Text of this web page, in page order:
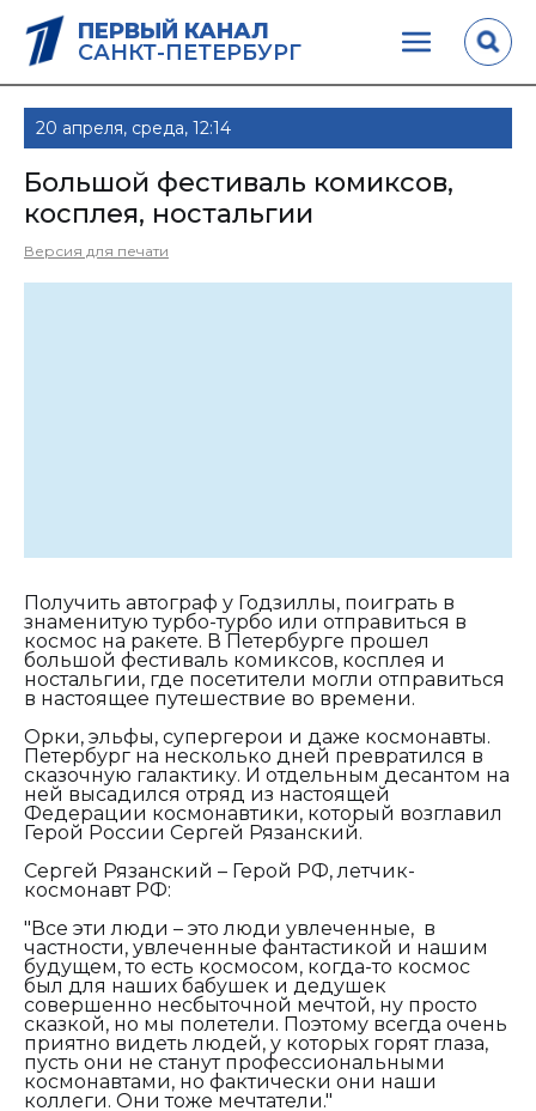
ПЕРВЫЙ КАНАЛ
САНКТ-ПЕТЕРБУРГ
20 апреля, среда, 12:14
Большой фестиваль комиксов,
косплея, ностальгии
Версия для печати
Получить автограф у Годзиллы, поиграть в
знаменитую турбо-турбо или отправиться в
космос на ракете. В Петербурге прошел
большой фестиваль комиксов, косплея и
ностальгии, где посетители могли отправиться
в настоящее путешествие во времени.
Орки, эльфы, супергерои и даже космонавты.
Петербург на несколько дней превратился в
сказочную галактику. И отдельным десантом на
ней высадился отряд из настоящей
Федерации космонавтики, который возглавил
Герой России Сергей Рязанский.
Сергей Рязанский – Герой РФ, летчик-
космонавт РФ:
"Все эти люди – это люди увлеченные, в
частности, увлеченные фантастикой и нашим
будущем, то есть космосом, когда-то космос
был для наших бабушек и дедушек
совершенно несбыточной мечтой, ну просто
сказкой, но мы полетели. Поэтому всегда очень
приятно видеть людей, у которых горят глаза,
пусть они не станут профессиональными
космонавтами, но фактически они наши
коллеги. Они тоже мечтатели."